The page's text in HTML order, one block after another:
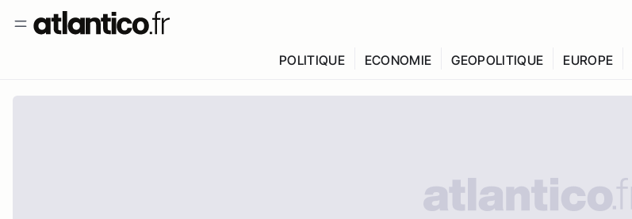
POLITIQUE ECONOMIE GEOPOLITIQUE EUROPE